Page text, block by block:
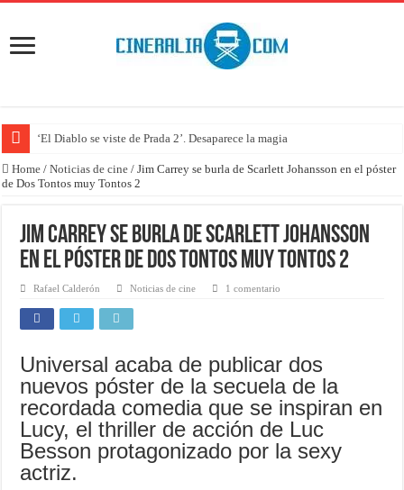
‘El Diablo se viste de Prada 2’. Desaparece la magia
Home / Noticias de cine / Jim Carrey se burla de Scarlett Johansson en el póster
de Dos Tontos muy Tontos 2
Jim Carrey se burla de Scarlett Johansson
en el póster de Dos Tontos muy Tontos 2
Rafael Calderón Noticias de cine 1 comentario
Universal acaba de publicar dos
nuevos póster de la secuela de la
recordada comedia que se inspiran en
Lucy, el thriller de acción de Luc
Besson protagonizado por la sexy
actriz.